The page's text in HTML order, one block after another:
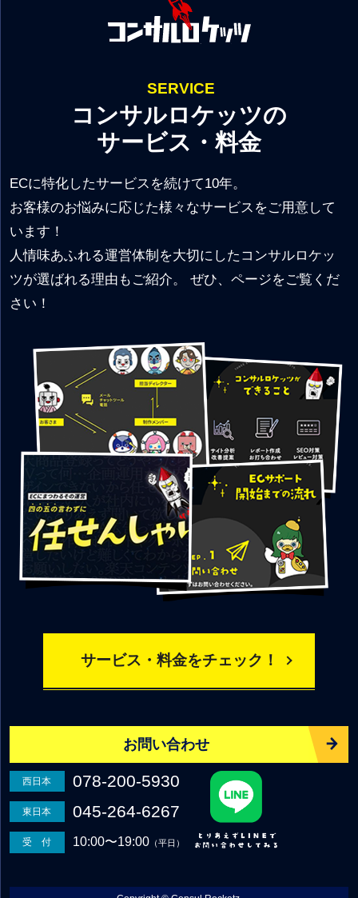
SERVICE
コンサルロケッツの
サービス・料金
ECに特化したサービスを続けて10年。
お客様のお悩みに応じた様々なサービスをご用意して
います！
人情味あふれる運営体制を大切にしたコンサルロケッ
ツが選ばれる理由もご紹介。 ぜひ、ページをご覧くだ
さい！
サービス・料金をチェック！
お問い合わせ
西日本 078-200-5930
東日本 045-264-6267
受 付 10:00〜19:00（平日）